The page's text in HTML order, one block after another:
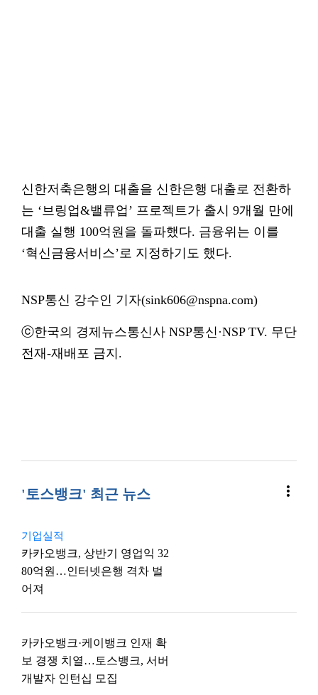
신한저축은행의 대출을 신한은행 대출로 전환하
는 ‘브링업&밸류업’ 프로젝트가 출시 9개월 만에
대출 실행 100억원을 돌파했다. 금융위는 이를
‘혁신금융서비스’로 지정하기도 했다.
NSP통신 강수인 기자(sink606@nspna.com)
ⓒ한국의 경제뉴스통신사 NSP통신·NSP TV. 무단
전재-재배포 금지.
'토스뱅크' 최근 뉴스 more_vert
기업실적
카카오뱅크, 상반기 영업익 32
80억원…인터넷은행 격차 벌
어져
카카오뱅크·케이뱅크 인재 확
보 경쟁 치열…토스뱅크, 서버
개발자 인턴십 모집